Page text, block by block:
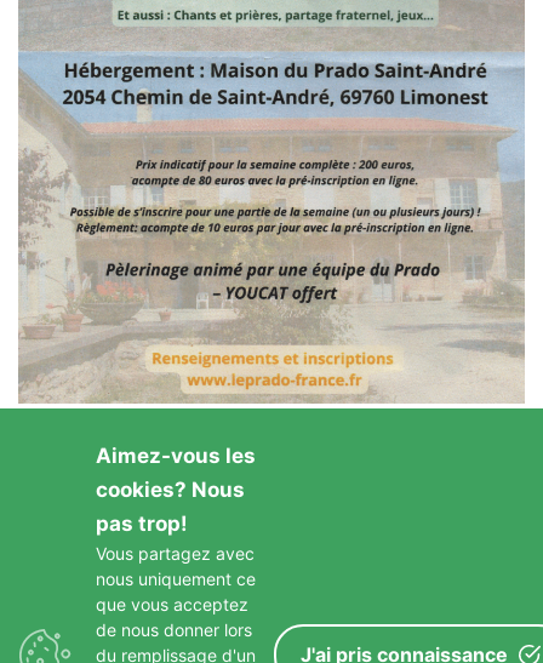
GARDONS LE CONTACT
Aimez-vous les
cookies? Nous
pas trop!
Vous partagez avec
nous uniquement ce
que vous acceptez
de nous donner lors
du remplissage d'un
J'ai pris connaissance